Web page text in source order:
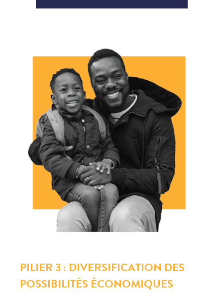
PILIER 3 : DIVERSIFICATION DES
POSSIBILITÉS ÉCONOMIQUES